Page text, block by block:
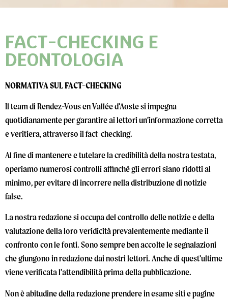
FACT-CHECKING E
DEONTOLOGIA
NORMATIVA SUL FACT-CHECKING
Il team di Rendez-Vous en Vallée d’Aoste si impegna
quotidianamente per garantire ai lettori un’informazione corretta
e veritiera, attraverso il fact-checking.
Al fine di mantenere e tutelare la credibilità della nostra testata,
operiamo numerosi controlli affinché gli errori siano ridotti al
minimo, per evitare di incorrere nella distribuzione di notizie
false.
La nostra redazione si occupa del controllo delle notizie e della
valutazione della loro veridicità prevalentemente mediante il
confronto con le fonti. Sono sempre ben accolte le segnalazioni
che giungono in redazione dai nostri lettori. Anche di quest’ultime
viene verificata l’attendibilità prima della pubblicazione.
Non è abitudine della redazione prendere in esame siti e pagine